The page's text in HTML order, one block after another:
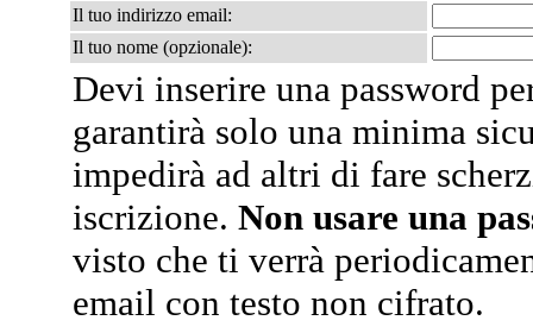
Il tuo indirizzo email:
Il tuo nome (opzionale):
Devi inserire una password
garantirà solo una minima
impedirà ad altri di fare
iscrizione. Non usare una
visto che ti verrà
email con testo non cifrato.